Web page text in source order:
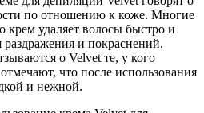
по отношению к коже. Многие
крем удаляет волосы быстро и
раздражения и покраснений.
о Velvet те, у кого
что после использования
и нежной.